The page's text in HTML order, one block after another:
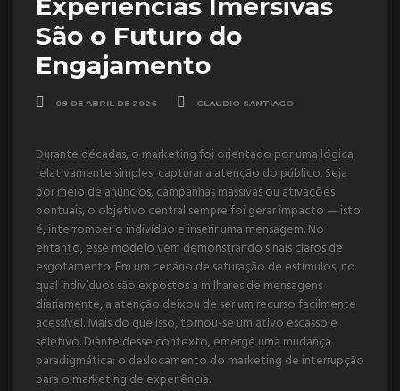
Experiências Imersivas
São o Futuro do
Engajamento
09 DE ABRIL DE 2026 CLAUDIO SANTIAGO
Durante décadas, o marketing foi orientado por uma lógica
relativamente simples: capturar a atenção do público. Seja
por meio de anúncios, campanhas massivas ou ativações
pontuais, o objetivo central sempre foi gerar impacto — isto
é, interromper o indivíduo e inserir uma mensagem. No
entanto, esse modelo vem demonstrando sinais claros de
esgotamento. Em um cenário de saturação de estímulos, no
qual indivíduos são expostos a milhares de mensagens
diariamente, a atenção deixou de ser um recurso facilmente
acessível. Mais do que isso, tornou-se um ativo escasso e
seletivo. Diante desse contexto, emerge uma mudança
paradigmática: o deslocamento do marketing de interrupção
para o marketing de experiência.